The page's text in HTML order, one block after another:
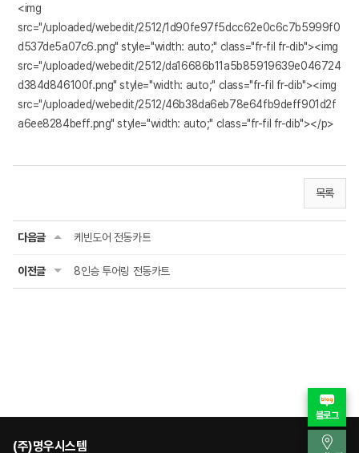
<img
src="/uploaded/webedit/2512/1d90fe97f5dcc62e0c6c7b5999f0
d537de5a07c6.png" style="width: auto;" class="fr-fil fr-dib"><img
src="/uploaded/webedit/2512/da16686b11a5b85919639e046724
d384d846100f.png" style="width: auto;" class="fr-fil fr-dib"><img
src="/uploaded/webedit/2512/46b38da6eb78e64fb9deff901d2f
a6ee8284beff.png" style="width: auto;" class="fr-fil fr-dib"></p>
목록
다음글 케빈도어 전동카트
이전글 8인승 투어링 전동카트
블로그
(주)명우시스템